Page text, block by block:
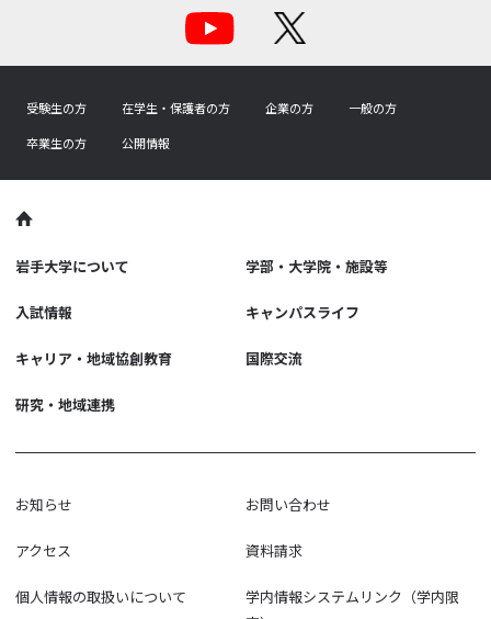
受験生の方 在学生・保護者の方 企業の方
一般の方
卒業生の方
公開情報
岩手大学について 学部・大学院・施設等
入試情報 キャンパスライフ
キャリア・地域協創教育 国際交流
研究・地域連携
お知らせ お問い合わせ
アクセス 資料請求
個人情報の取扱いについて
学内情報システムリンク（学内限